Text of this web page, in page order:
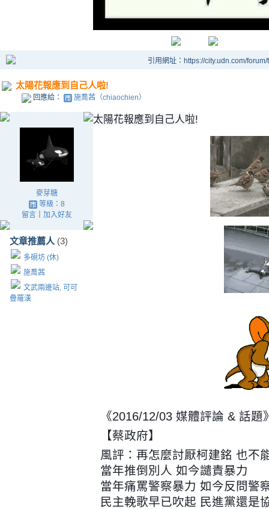
引用網址：https://city.udn.com/
太陽花報應到自己人啦!
回應給： 施喬茜（chiaochien）
麥芽糖
等級：8
留言｜ 加入好友
文章推薦人 (3)
多硯坊 (休)
施喬茜
文武兩邊站, 可可
疊羅漢
太陽花報應到自己人啦!
《2016/12/03 媒體評論 & 話題
【蔡政府】
風評：再怎麼討厭柯建銘 也不
當年推倒別人 如今譴責暴力
當年痛罵警察暴力 如今反問警
民主輓歌早已吹起 民進黨還是